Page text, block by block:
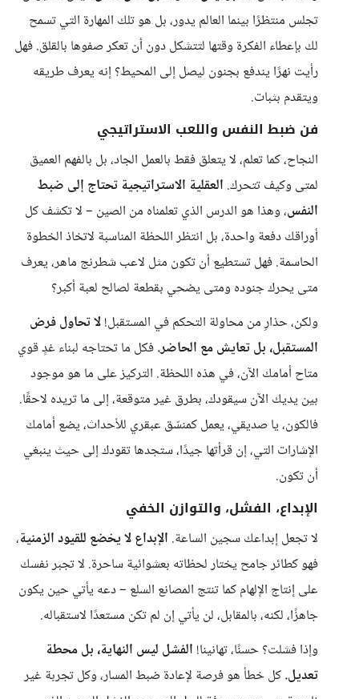
تجلس منتظرًا بينما العالم يدور، بل هو تلك المهارة التي تسمح
لك بإعطاء الفكرة وقتها لتتشكل دون أن تعكر صفوها بالقلق. فهل
رأيت نهرًا يندفع بجنون ليصل إلى المحيط؟ إنه يعرف طريقه
ويتقدم بثبات.
فن ضبط النفس واللعب الاستراتيجي
النجاح، كما تعلم، لا يتعلق فقط بالعمل الجاد، بل بالفهم العميق
لمتى وكيف تتحرك. العقلية الاستراتيجية تحتاج إلى ضبط
النفس، وهذا هو الدرس الذي تعلمناه من الصين – لا تكشف كل
أوراقك دفعة واحدة، بل انتظر اللحظة المناسبة لاتخاذ الخطوة
الحاسمة. فهل تستطيع أن تكون مثل لاعب شطرنج ماهر، يعرف
متى يحرك جنوده ومتى يضحي بقطعة لصالح لعبة أكبر؟
ولكن، حذارِ من محاولة التحكم في المستقبل!لا تحاول فرض
المستقبل، بل تعايش مع الحاضر.فكل ما تحتاجه لبناء غدٍ قوي
متاح أمامك الآن، في هذه اللحظة. التركيز على ما هو موجود
بين يديك الآن سيقودك، بطرق غير متوقعة، إلى ما تريده لاحقًا.
فالكون، يا صديقي، يعمل كمنسّق عبقري للأحداث، يضع أمامك
الإشارات التي، إن قرأتها جيدًا، ستجدها تقودك إلى حيث ينبغي
أن تكون.
الإبداع، الفشل، والتوازن الخفي
لا تجعل إبداعك سجين الساعة. الإبداع لا يخضع للقيود الزمنية،
فهو كطائر جامح يختار لحظاته بعشوائية ساحرة. لا تجبر نفسك
على إنتاج الإلهام كما تنتج المصانع السلع – دعه يأتي حين يكون
جاهزًا، لكنه، بالمقابل، لن يأتي إن لم تكن مستعدًا لاستقباله.
وإذا فشلت؟ حسنًا، تهانينا! الفشل ليس النهاية، بل محطة
تعديل.كل خطأ هو فرصة لإعادة ضبط المسار، وكل تجربة غير